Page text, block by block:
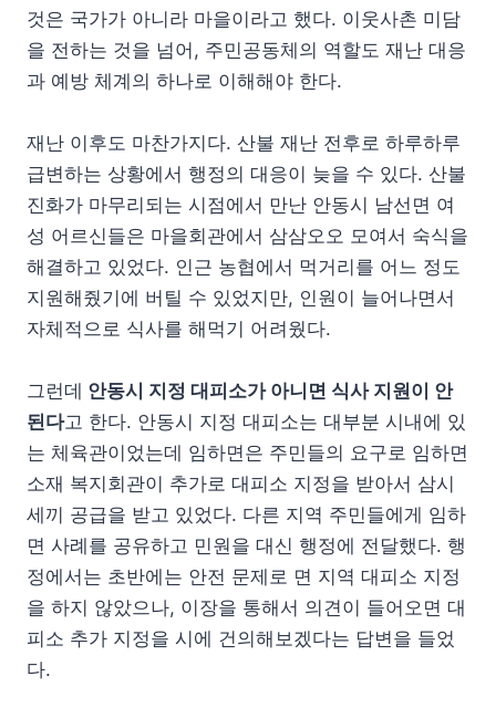
것은 국가가 아니라 마을이라고 했다. 이웃사촌 미담
을 전하는 것을 넘어, 주민공동체의 역할도 재난 대응
과 예방 체계의 하나로 이해해야 한다.
재난 이후도 마찬가지다. 산불 재난 전후로 하루하루
급변하는 상황에서 행정의 대응이 늦을 수 있다. 산불
진화가 마무리되는 시점에서 만난 안동시 남선면 여
성 어르신들은 마을회관에서 삼삼오오 모여서 숙식을
해결하고 있었다. 인근 농협에서 먹거리를 어느 정도
지원해줬기에 버틸 수 있었지만, 인원이 늘어나면서
자체적으로 식사를 해먹기 어려웠다.
그런데 안동시 지정 대피소가 아니면 식사 지원이 안
된다고 한다. 안동시 지정 대피소는 대부분 시내에 있
는 체육관이었는데 임하면은 주민들의 요구로 임하면
소재 복지회관이 추가로 대피소 지정을 받아서 삼시
세끼 공급을 받고 있었다. 다른 지역 주민들에게 임하
면 사례를 공유하고 민원을 대신 행정에 전달했다. 행
정에서는 초반에는 안전 문제로 면 지역 대피소 지정
을 하지 않았으나, 이장을 통해서 의견이 들어오면 대
피소 추가 지정을 시에 건의해보겠다는 답변을 들었
다.